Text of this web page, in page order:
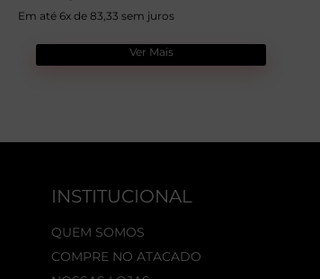
Em até 6x de 83,33 sem juros
Ver Mais
INSTITUCIONAL
QUEM SOMOS
COMPRE NO ATACADO